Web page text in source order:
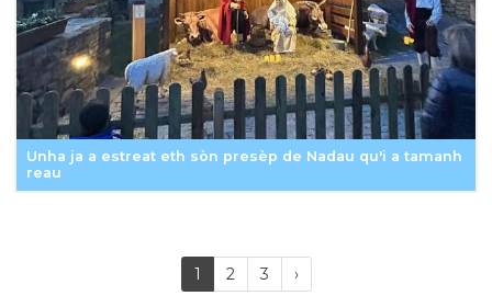
Unha ja a estreat eth sòn presèp de Nadau qu'i a tamanh
reau
1 (current)
2 3 ›Próxima
página